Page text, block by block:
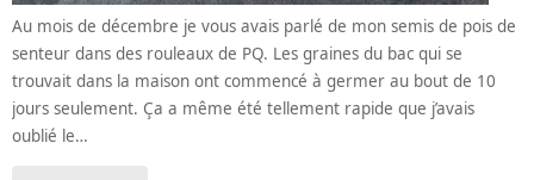
Au mois de décembre je vous avais parlé de mon semis de pois de
senteur dans des rouleaux de PQ. Les graines du bac qui se
trouvait dans la maison ont commencé à germer au bout de 10
jours seulement. Ça a même été tellement rapide que j’avais
oublié le…